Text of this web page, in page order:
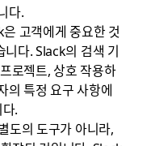
다.
고객에게 중요한 것
니다. Slack의 검색 기
로젝트, 상호 작용하
의 특정 요구 사항에
.
도의 도구가 아니라,